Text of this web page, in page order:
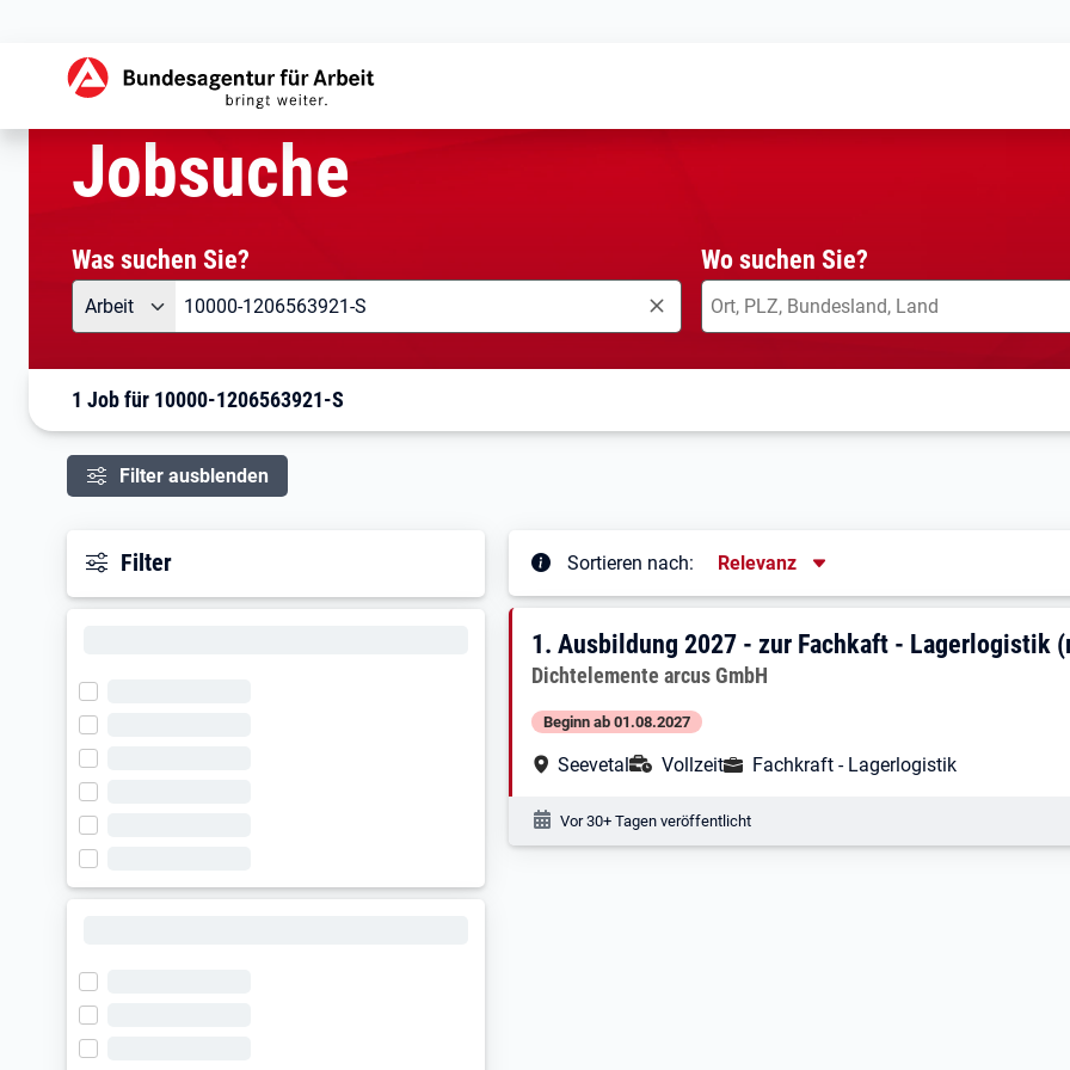
Startseite
Jobsuche
Was suchen Sie?
Angebotsart
Arbeit Was suchen Sie?
Wo suchen Sie?
1 Job für 10000-1206563921-S
Filter ausblenden
Filter Sortieren nach: Sortierung
Relevanz
Ergebnisliste
1. Ergebnis: Ausbildung 2027 - zur
1.Ausbildung 2027 - zur Fachkaft - Lagerlogistik
Arbeitgeber:
Dichtelemente arcus GmbH
Beginn ab 01.08.2027
Arbeitsort:
Seevetal Anstellungsart:
VollzeitAusbildungsberuf:
Fachkraft - Lagerlogistik
Veröffentlichungsdatum:
Vor 30+ Tagen veröffentlicht